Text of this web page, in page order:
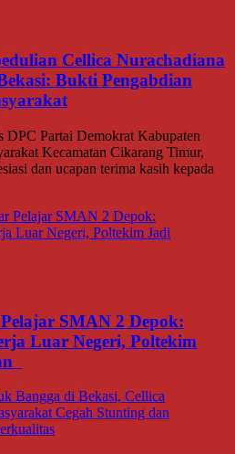
Cellica Nurachadiana
Bukti Pengabdian
Partai Demokrat Kabupaten
Kecamatan Cikarang Timur,
dan ucapan terima kasih kepada
SMAN 2 Depok:
Luar Negeri, Poltekim